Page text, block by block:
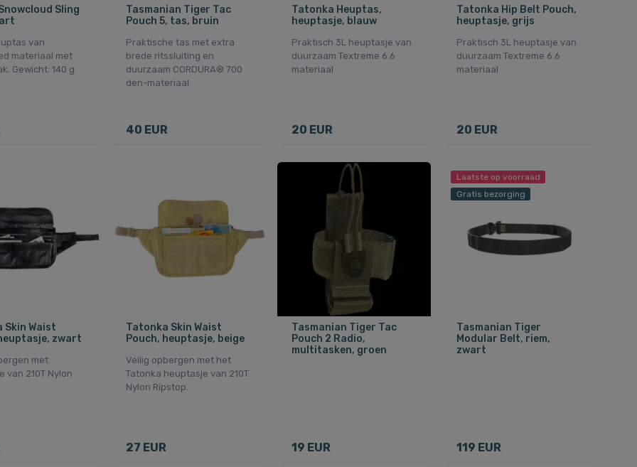
Sling
van
materiaal met
Gewicht: 140 g.
Tasmanian Tiger Tac
Pouch 5, tas, bruin
Praktische tas met extra
brede ritssluiting en
duurzaam CORDURA® 700
den-materiaal
40 EUR
Tatonka Heuptas,
heuptasje, blauw
Praktisch 3L heuptasje van
duurzaam Textreme 6.6
materiaal
20 EUR
Tatonka Hip Belt Pouch,
heuptasje, grijs
Praktisch 3L heuptasje van
duurzaam Textreme 6.6
materiaal
20 EUR
Skin Waist
zwart
met
van 210T Nylon
Tatonka Skin Waist
Pouch, heuptasje, beige
Veilig opbergen met het
Tatonka heuptasje van 210T
Nylon Ripstop.
27 EUR
Tasmanian Tiger Tac
Pouch 2 Radio,
multitasken, groen
19 EUR
Laatste op voorraad
Gratis bezorging
Tasmanian Tiger
Modular Belt, riem,
zwart
119 EUR